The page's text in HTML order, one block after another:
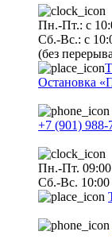
Пн.-Пт.: с
Сб.-Вс.: с
(без
Остановка
+7 (901) 988-
Пн.-Пт.
Сб.-Вс. 10:00